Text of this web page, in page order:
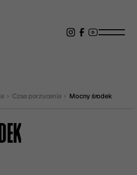
Czas porzucenia Mocny środek